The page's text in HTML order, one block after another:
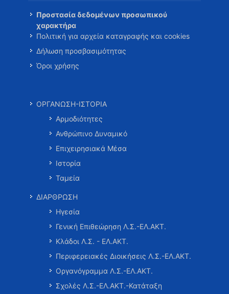
Προστασία δεδομένων προσωπικού
χαρακτήρα
Πολιτική για αρχεία καταγραφής και cookies
Δήλωση προσβασιμότητας
Όροι χρήσης
ΟΡΓΑΝΩΣΗ-ΙΣΤΟΡΙΑ
Αρμοδιότητες
Ανθρώπινο Δυναμικό
Επιχειρησιακά Μέσα
Ιστορία
Ταμεία
ΔΙΑΡΘΡΩΣΗ
Ηγεσία
Γενική Επιθεώρηση Λ.Σ.-ΕΛ.ΑΚΤ.
Κλάδοι Λ.Σ. - ΕΛ.ΑΚΤ.
Περιφερειακές Διοικήσεις Λ.Σ.-ΕΛ.ΑΚΤ.
Οργανόγραμμα Λ.Σ.-ΕΛ.ΑΚΤ.
Σχολές Λ.Σ.-ΕΛ.ΑΚΤ.-Κατάταξη